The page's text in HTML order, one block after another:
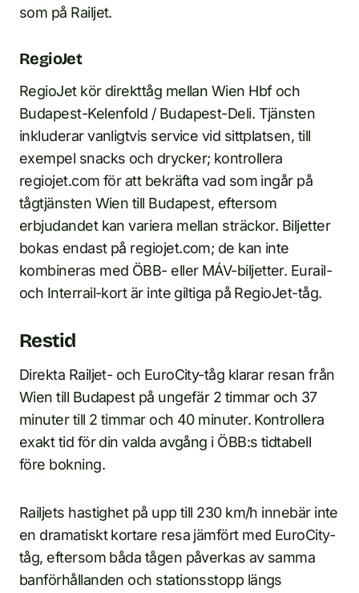
som på Railjet.
RegioJet
RegioJet kör direkttåg mellan Wien Hbf och
Budapest-Kelenfold / Budapest-Deli. Tjänsten
inkluderar vanligtvis service vid sittplatsen, till
exempel snacks och drycker; kontrollera
regiojet.com för att bekräfta vad som ingår på
tågtjänsten Wien till Budapest, eftersom
erbjudandet kan variera mellan sträckor. Biljetter
bokas endast på regiojet.com; de kan inte
kombineras med ÖBB- eller MÁV-biljetter. Eurail-
och Interrail-kort är inte giltiga på RegioJet-tåg.
Restid
Direkta Railjet- och EuroCity-tåg klarar resan från
Wien till Budapest på ungefär 2 timmar och 37
minuter till 2 timmar och 40 minuter. Kontrollera
exakt tid för din valda avgång i ÖBB:s tidtabell
före bokning.
Railjets hastighet på upp till 230 km/h innebär inte
en dramatiskt kortare resa jämfört med EuroCity-
tåg, eftersom båda tågen påverkas av samma
banförhållanden och stationsstopp längs